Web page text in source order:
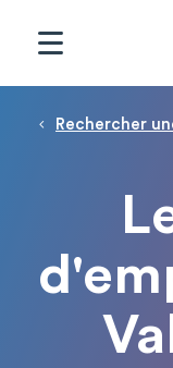
Fil d'Ariane
Rechercher
Panneau de